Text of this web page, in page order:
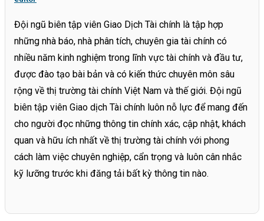
Đội ngũ biên tập viên Giao Dịch Tài chính là tập hợp
những nhà báo, nhà phân tích, chuyên gia tài chính có
nhiều năm kinh nghiệm trong lĩnh vực tài chính và đầu tư,
được đào tạo bài bản và có kiến thức chuyên môn sâu
rộng về thị trường tài chính Việt Nam và thế giới. Đội ngũ
biên tập viên Giao dịch Tài chính luôn nỗ lực để mang đến
cho người đọc những thông tin chính xác, cập nhật, khách
quan và hữu ích nhất về thị trường tài chính với phong
cách làm việc chuyên nghiệp, cẩn trọng và luôn cân nhắc
kỹ lưỡng trước khi đăng tải bất kỳ thông tin nào.